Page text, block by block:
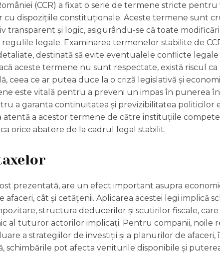
(CCR) a fixat o serie de termene stricte pentru
cu dispozițiile constituționale. Aceste termene sunt
transparent și logic, asigurându-se că toate
legale. Examinarea termenelor stabilite de
destinată să evite eventualele conflicte legale
aceste termene nu sunt respectate, există riscul ca
ceea ce ar putea duce la o criză legislativă și
este vitală pentru a preveni un impas în punerea
a garanta continuitatea și previzibilitatea politicilor
atentă a acestor termene de către instituțiile
orice abatere de la cadrul legal stabilit.
prezentată, are un efect important asupra
cât și cetățenii. Aplicarea acestei legi implică
structura deducerilor și scutirilor fiscale,
al tuturor actorilor implicați. Pentru companii, noile
a strategiilor de investiții și a planurilor de afaceri,
schimbările pot afecta veniturile disponibile și